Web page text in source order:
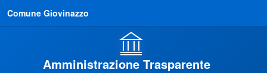
Comune Giovinazzo
Amministrazione Trasparente